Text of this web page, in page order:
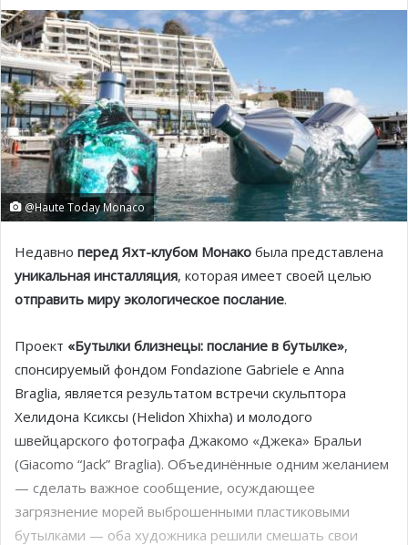
@Haute Today Monaco
Недавно перед Яхт-клубом Монако была представлена
уникальная инсталляция, которая имеет своей целью
отправить миру экологическое послание.
Проект «Бутылки близнецы: послание в бутылке»,
спонсируемый фондом Fondazione Gabriele e Anna
Braglia, является результатом встречи скульптора
Хелидона Ксиксы (Helidon Xhixha) и молодого
швейцарского фотографа Джакомо «Джека» Бральи
(Giacomo “Jack” Braglia). Объединённые одним желанием
— сделать важное сообщение, осуждающее
загрязнение морей выброшенными пластиковыми
бутылками — оба художника решили смешать свои